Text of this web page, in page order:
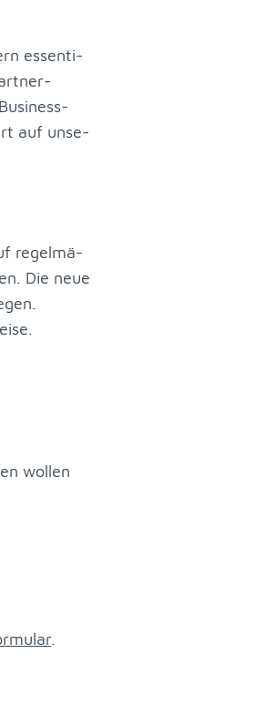
es­sen­ti­
auf un­se­
re­gel­mä­
Die neue
wol­len
.